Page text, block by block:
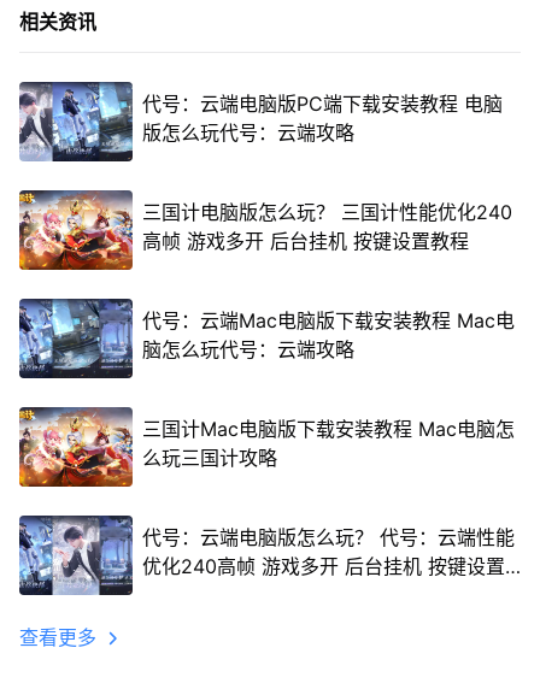
相关资讯
代号：云端电脑版PC端下载安装教程 电脑
版怎么玩代号：云端攻略
三国计电脑版怎么玩？ 三国计性能优化240
高帧 游戏多开 后台挂机 按键设置教程
代号：云端Mac电脑版下载安装教程 Mac电
脑怎么玩代号：云端攻略
三国计Mac电脑版下载安装教程 Mac电脑怎
么玩三国计攻略
代号：云端电脑版怎么玩？ 代号：云端性能
优化240高帧 游戏多开 后台挂机 按键设置
查看更多